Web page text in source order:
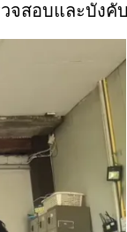
จสอบและบัง